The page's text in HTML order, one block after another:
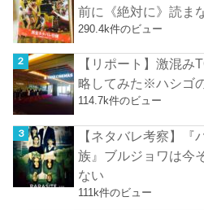
前に《絶対に》読ま
290.4k件のビュー
【リポート】激混
略してみた※ハシゴ
114.7k件のビュー
【ネタバレ考察】『
族』ブルジョワは今
ない
111k件のビュー